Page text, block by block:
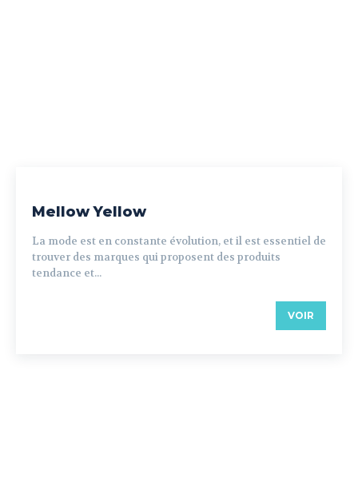
Mellow Yellow
La mode est en constante évolution, et il est essentiel de
trouver des marques qui proposent des produits
tendance et...
VOIR